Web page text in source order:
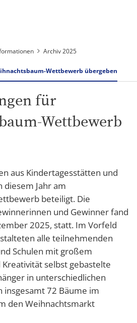
Archiv 2025
Wettbewerb übergeben
für
Wettbewerb
aus Kindertagesstätten und
diesem Jahr am
beteiligt. Die
und Gewinner fand
2025, statt. Im Vorfeld
alle teilnehmenden
Schulen mit großem
selbst gebastelte
in unterschiedlichen
insgesamt 72 Bäume im
den Weihnachtsmarkt